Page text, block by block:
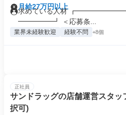
月給27万円以上
求めている人材
━━━━━┛ ＜応募条...
業界未経験歓迎 経験不問 +8個
正社員
サンドラッグの店舗運営スタッ
択可)